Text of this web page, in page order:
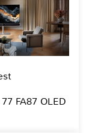
FA87 OLED